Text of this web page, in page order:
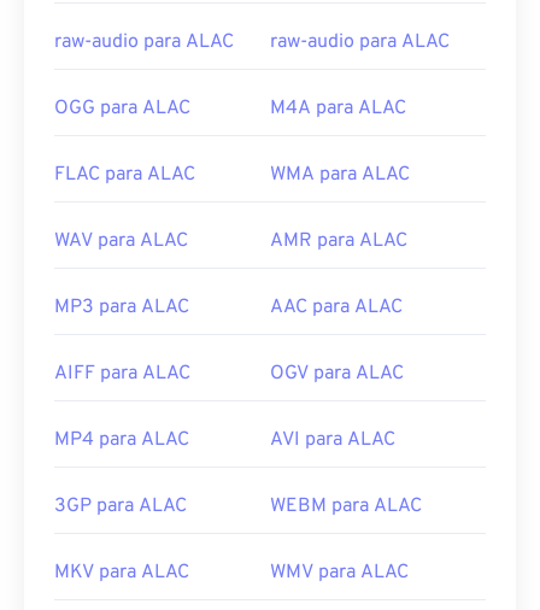
raw-audio para ALAC raw-audio para ALAC
OGG para ALAC M4A para ALAC
FLAC para ALAC WMA para ALAC
WAV para ALAC AMR para ALAC
MP3 para ALAC AAC para ALAC
AIFF para ALAC OGV para ALAC
MP4 para ALAC AVI para ALAC
3GP para ALAC WEBM para ALAC
MKV para ALAC WMV para ALAC